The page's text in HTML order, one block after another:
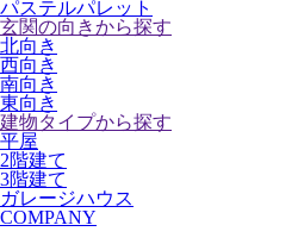
パステルパレット
玄関の向きから探す
北向き
西向き
南向き
東向き
建物タイプから探す
平屋
2階建て
3階建て
ガレージハウス
COMPANY